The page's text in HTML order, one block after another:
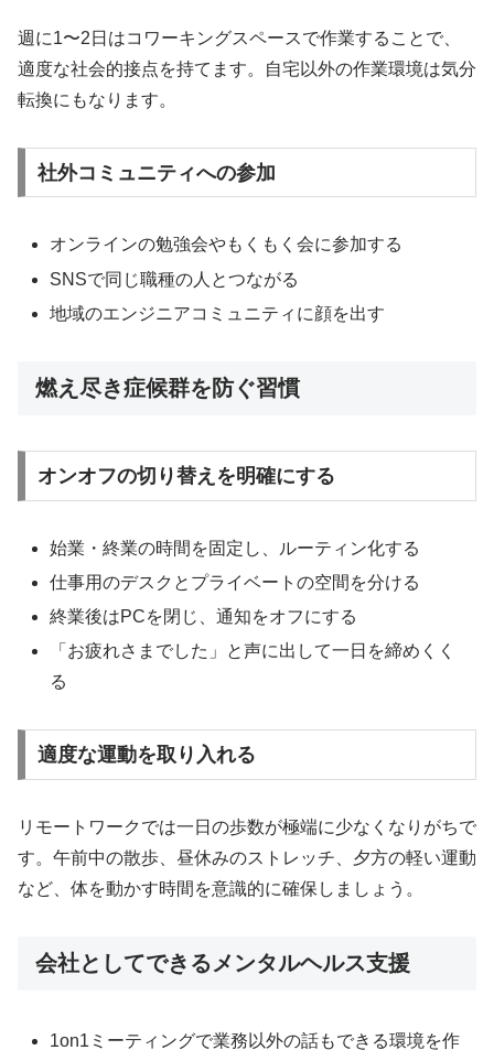
週に1〜2日はコワーキングスペースで作業することで、
適度な社会的接点を持てます。自宅以外の作業環境は気分
転換にもなります。
社外コミュニティへの参加
オンラインの勉強会やもくもく会に参加する
SNSで同じ職種の人とつながる
地域のエンジニアコミュニティに顔を出す
燃え尽き症候群を防ぐ習慣
オンオフの切り替えを明確にする
始業・終業の時間を固定し、ルーティン化する
仕事用のデスクとプライベートの空間を分ける
終業後はPCを閉じ、通知をオフにする
「お疲れさまでした」と声に出して一日を締めくく
る
適度な運動を取り入れる
リモートワークでは一日の歩数が極端に少なくなりがちで
す。午前中の散歩、昼休みのストレッチ、夕方の軽い運動
など、体を動かす時間を意識的に確保しましょう。
会社としてできるメンタルヘルス支援
1on1ミーティングで業務以外の話もできる環境を作